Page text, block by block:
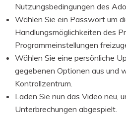
Nutzungsbedingungen des
Wählen Sie ein Passwort um
Handlungsmöglichkeiten des
Programmeinstellungen
Wählen Sie eine persönliche
gegebenen Optionen aus und
Kontrollzentrum.
Laden Sie nun das Video neu,
Unterbrechungen abgespielt.